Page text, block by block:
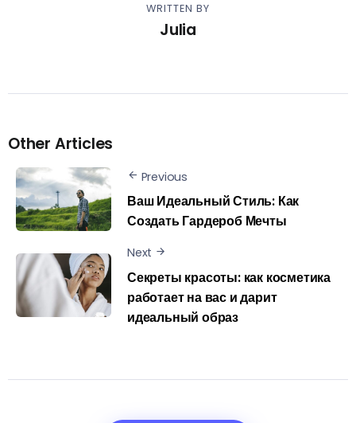
WRITTEN BY
Julia
Other Articles
Previous
Ваш Идеальный Стиль: Как
Создать Гардероб Мечты
Next
Секреты красоты: как косметика
работает на вас и дарит
идеальный образ